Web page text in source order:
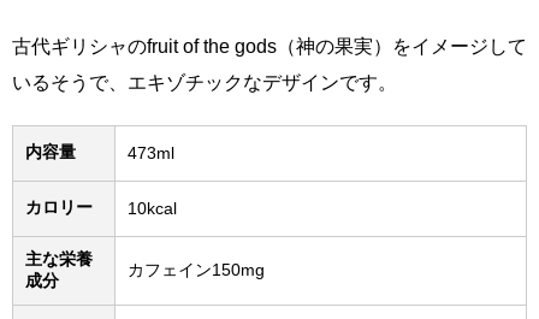
古代ギリシャのfruit of the gods（神の果実）をイメージして
いるそうで、エキゾチックなデザインです。
内容量 473ml
カロリー 10kcal
主な栄養
成分
カフェイン150mg